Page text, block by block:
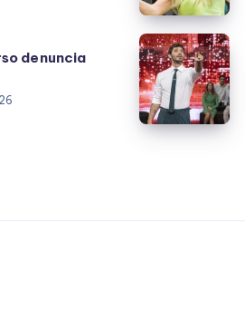
televisiva
dopo
GFVip?
denuncia
Stefano
De
Martino
e
attaccarlo